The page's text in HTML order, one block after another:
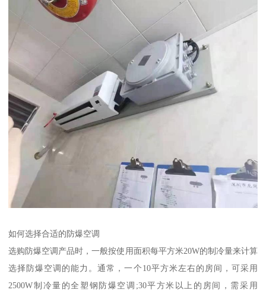
如何选择合适的防爆空调
选购防爆空调产品时，一般按使用面积每平方米20W的制冷量来计算
选择防爆空调的能力。通常，一个10平方米左右的房间，可采用
2500W制冷量的全塑钢防爆空调;30平方米以上的房间，需采用